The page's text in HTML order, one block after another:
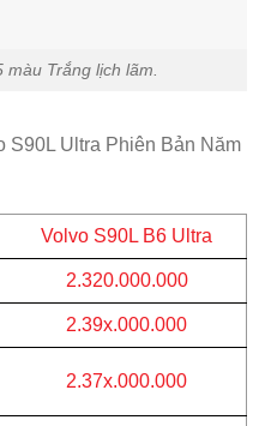
màu Trắng lịch lãm.
S90L Ultra Phiên Bản Năm
Volvo S90L B6 Ultra
2.320.000.000
2.39x.000.000
2.37x.000.000